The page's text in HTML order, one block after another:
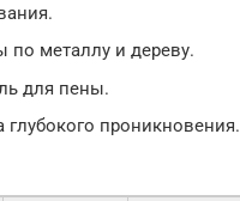
по металлу и дереву.
для пены.
глубокого проникновения.